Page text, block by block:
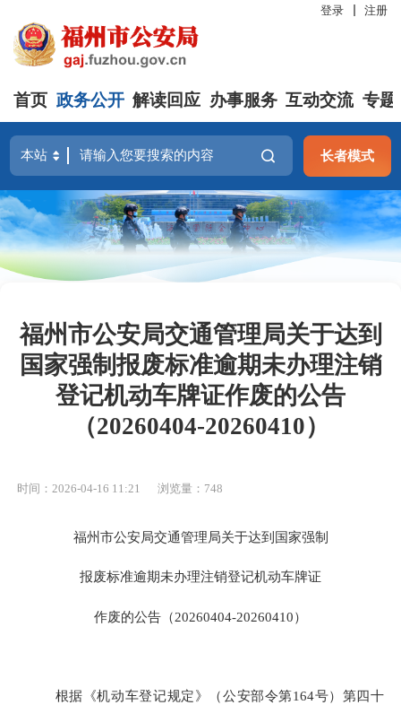
登录 注册
首页 政务公开 解读回应 办事服务 互动交流 专题
长者模式
福州市公安局交通管理局关于达到
国家强制报废标准逾期未办理注销
登记机动车牌证作废的公告
（20260404-20260410）
时间：2026-04-16 11:21 浏览量：748
福州市公安局交通管理局关于达到国家强制
报废标准逾期未办理注销登记机动车牌证
作废的公告（20260404-20260410）
根据《机动车登记规定》（公安部令第164号）第四十